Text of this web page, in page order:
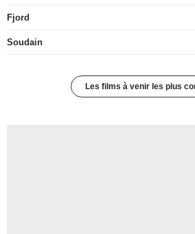
Fjord
Soudain
Les films à venir les plus